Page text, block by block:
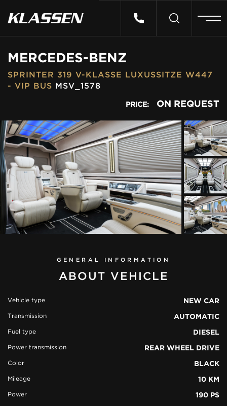
MERCEDES-BENZ
SPRINTER 319 V-KLASSE LUXUSSITZE W447
- VIP BUS MSV_1578
PRICE: ON REQUEST
view all
GENERAL INFORMATION
ABOUT VEHICLE
Vehicle type NEW CAR
Transmission AUTOMATIC
Fuel type DIESEL
Power transmission REAR WHEEL DRIVE
Color BLACK
Mileage 10 KM
Power 190 PS
VEHICLES
ABOUT US
CONTACT